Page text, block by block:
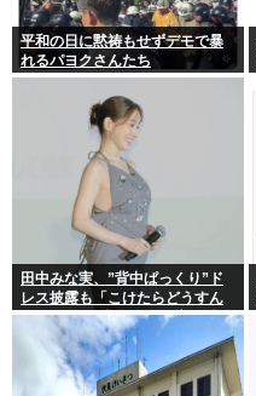
平和の日に黙祷もせずデモで暴
れるパヨクさんたち
田中みな実、”背中ぱっくり”ド
レス披露も「こけたらどうすん
の？」10cm超ヒールに心配続
出…妊婦期間も”おしゃれ優
先”で問われた意識